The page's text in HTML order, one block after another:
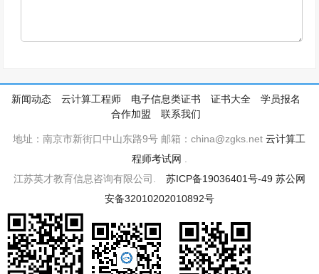
新闻动态 云计算工程师 电子信息类证书 证书大全
学员报名
合作加盟
联系我们
地址：南京市新街口中山东路9号 邮箱：china@zgks.net云计算工
程师考试网
江苏英才教育信息咨询有限公司. 苏ICP备19036401号-49 苏公网
安备32010202010892号